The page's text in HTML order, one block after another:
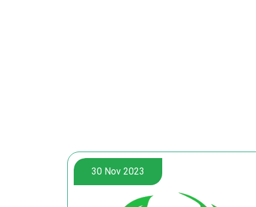
30 Nov 2023